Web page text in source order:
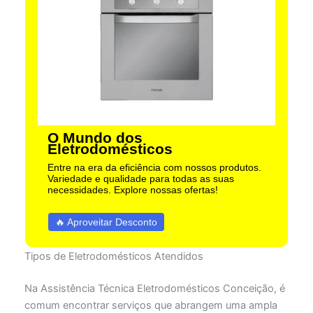
O Mundo dos
Eletrodomésticos
Entre na era da eficiência com nossos produtos.
Variedade e qualidade para todas as suas
necessidades. Explore nossas ofertas!
🔥 Aproveitar Desconto
Tipos de Eletrodomésticos Atendidos
Na Assistência Técnica Eletrodomésticos Conceição, é
comum encontrar serviços que abrangem uma ampla